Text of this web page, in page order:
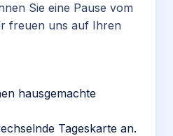
Sie eine Pause vom
freuen uns auf Ihren
hausgemachte
Tageskarte an.